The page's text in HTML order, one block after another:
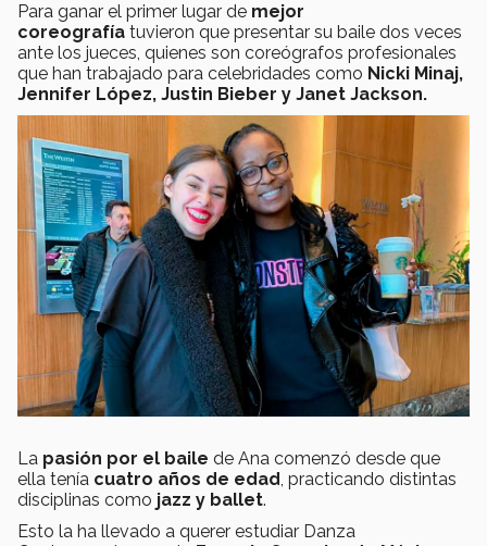
Para ganar el primer lugar de mejor
coreografía tuvieron que presentar su baile dos veces
ante los jueces, quienes son coreógrafos profesionales
que han trabajado para celebridades como Nicki Minaj,
Jennifer López, Justin Bieber y Janet Jackson.
La pasión por el baile de Ana comenzó desde que
ella tenía cuatro años de edad, practicando distintas
disciplinas como jazz y ballet.
Esto la ha llevado a querer estudiar Danza